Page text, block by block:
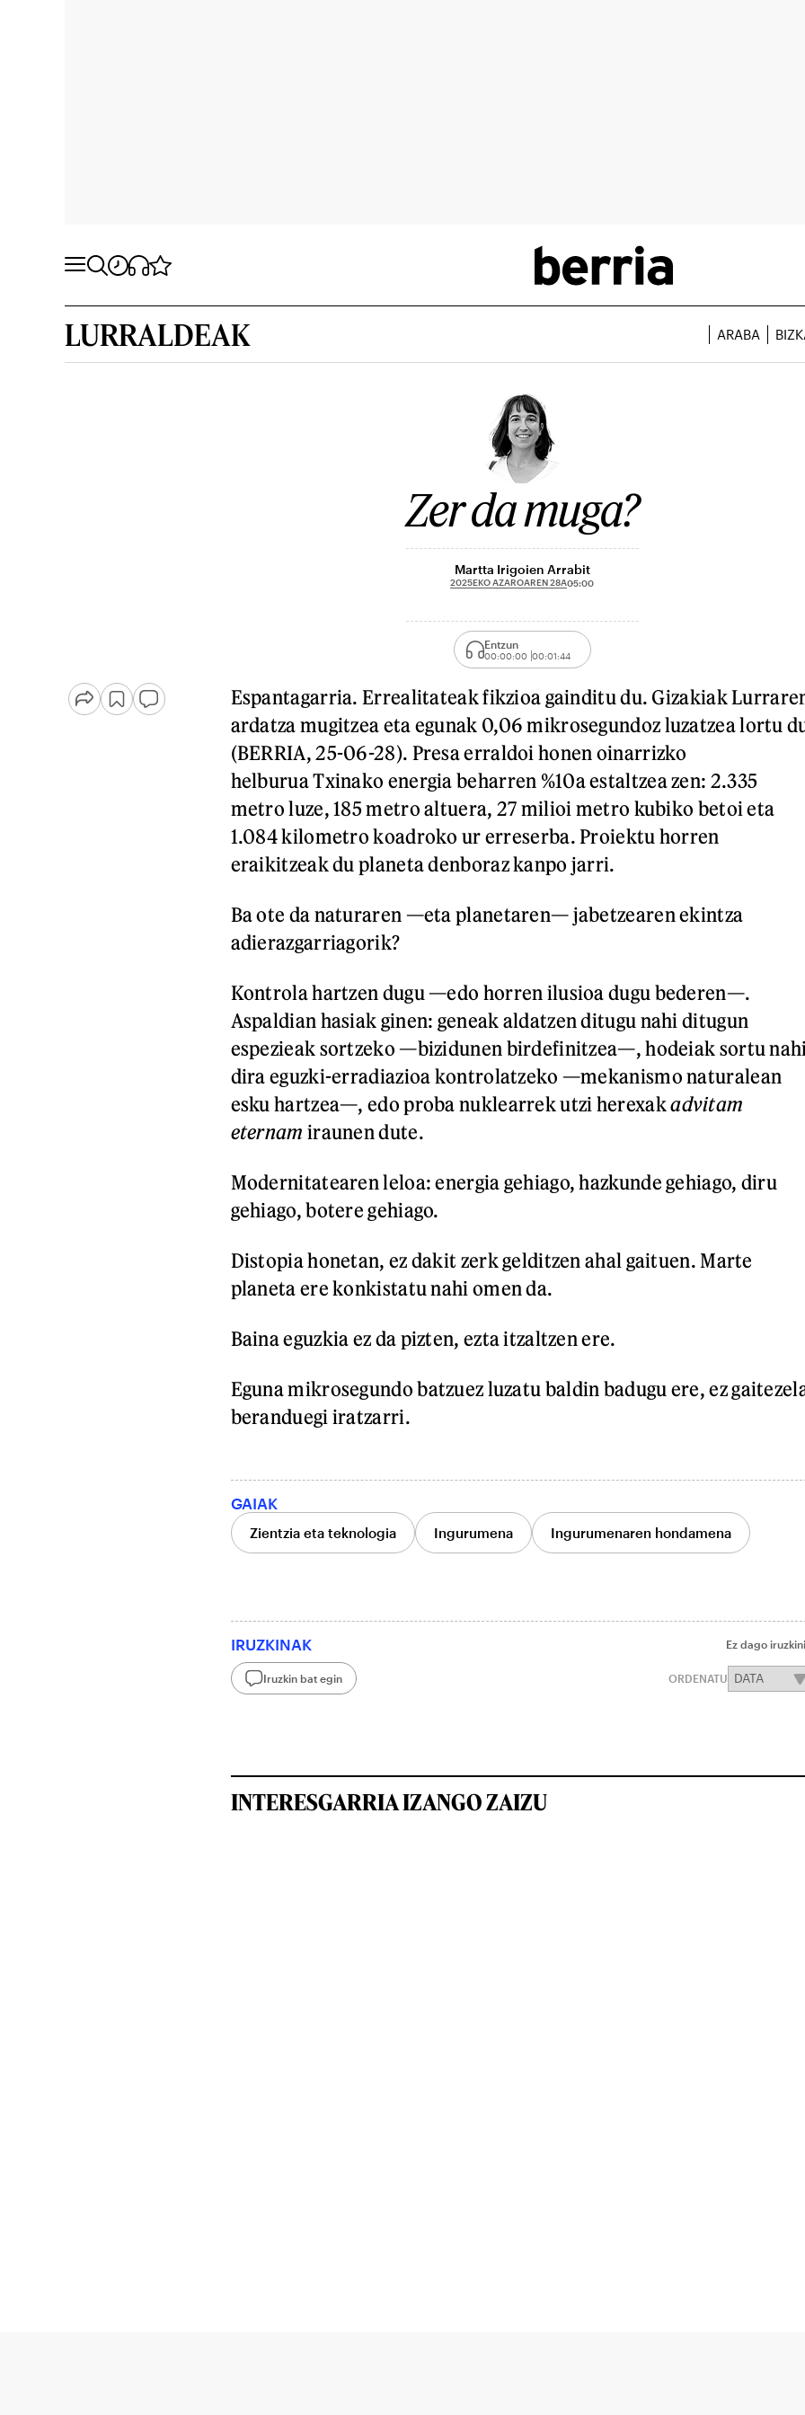
LURRALDEAK ARABA
Zer da muga?
Martta Irigoien Arrabit
2025EKO AZAROAREN 28A05:00
Entzun
00:00:00 00:01:44
Espantagarria. Errealitateak fikzioa gainditu du. Gizakiak
ardatza mugitzea eta egunak 0,06 mikrosegundoz luzatzea lortu
(BERRIA, 25-06-28). Presa erraldoi honen oinarrizko
helburua Txinako energia beharren %10a estaltzea zen: 2.335
metro luze, 185 metro altuera, 27 milioi metro kubiko betoi eta
1.084 kilometro koadroko ur erreserba. Proiektu horren
eraikitzeak du planeta denboraz kanpo jarri.
Ba ote da naturaren —eta planetaren— jabetzearen ekintza
adierazgarriagorik?
Kontrola hartzen dugu —edo horren ilusioa dugu bederen—.
Aspaldian hasiak ginen: geneak aldatzen ditugu nahi ditugun
espezieak sortzeko —bizidunen birdefinitzea—, hodeiak sortu
dira eguzki-erradiazioa kontrolatzeko —mekanismo naturalean
esku hartzea—, edo proba nuklearrek utzi herexakadvitam
eternam iraunen dute.
Modernitatearen leloa: energia gehiago, hazkunde gehiago, diru
gehiago, botere gehiago.
Distopia honetan, ez dakit zerk gelditzen ahal gaituen. Marte
planeta ere konkistatu nahi omen da.
Baina eguzkia ez da pizten, ezta itzaltzen ere.
Eguna mikrosegundo batzuez luzatu baldin badugu ere, ez
beranduegi iratzarri.
GAIAK
Zientzia eta teknologia Ingurumena Ingurumenaren hondamena
IRUZKINAK Ez dago
Iruzkin bat egin ORDENATU
INTERESGARRIA IZANGO ZAIZU